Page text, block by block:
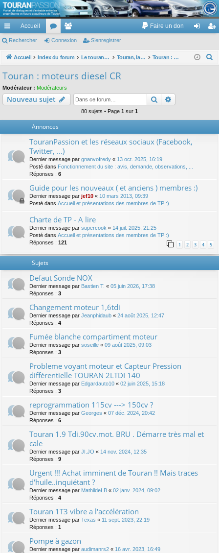
TouranPassion
Le forum des propriétaires ou futurs acquéreurs du Volkswagen Touran
cc
ès
pi
de
Accueil
or
u
e
m
Faire un don
ne nr
Rechercher Connexion S’enregistrer
Accueil Index du forum Le touran dans ses versions I (V1 V2 V3) et II ... Touran, la mécanique : moteurs, boites, transmissions, freins, direction, roues Touran : moteurs diesel CR
c
Touran : moteurs diesel CR
Modérateur : Modérateurs
Nouveau sujet Rechercher
80 sujets • Page 1 sur 1
Annonces
TouranPassion et les réseaux sociaux (Facebook,
Twitter, ...)
Dernier message par gnanvofredy « 13 oct. 2025, 16:19
Posté dans Fonctionnement du site : avis, demande, observations, ...
Réponses : 6
Guide pour les nouveaux ( et anciens ) membres :)
Dernier message par jef10 « 10 mars 2013, 09:39
Posté dans Accueil et présentations des membres de TP :)
Charte de TP - A lire
Dernier message par supercook « 14 juil. 2025, 21:25
Posté dans Accueil et présentations des membres de TP :)
Réponses : 121 1 2 3 4 5
Sujets
Defaut Sonde NOX
Dernier message par Bastien T. « 05 juin 2026, 17:38
Réponses : 3
Changement moteur 1,6tdi
Dernier message par Jeanphidaub « 24 août 2025, 12:47
Réponses : 4
Fumée blanche compartiment moteur
Dernier message par soseille « 09 août 2025, 09:03
Réponses : 3
Probleme voyant moteur et Capteur Pression
différentielle TOURAN 2LTDI 140
Dernier message par Edgardauto10 « 02 juin 2025, 15:18
Réponses : 3
reprogrammation 115cv ---> 150cv ?
Dernier message par Georges « 07 déc. 2024, 20:42
Réponses : 6
Touran 1.9 Tdi.90cv.mot. BRU . Démarre très mal et
cale
Dernier message par JI.JO « 14 nov. 2024, 12:35
Réponses : 9
Urgent !!! Achat imminent de Touran !! Mais traces
d'huile..inquiétant ?
Dernier message par MathildeLB « 02 janv. 2024, 09:02
Réponses : 4
Touran 1T3 vibre a l'accélération
Dernier message par Texas « 11 sept. 2023, 22:19
Réponses : 1
Pompe à gazon
Dernier message par audimanrs2 « 16 avr. 2023, 16:49